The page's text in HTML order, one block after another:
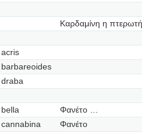
Καρδαμίνη η πτερωτή
acris
barbareoides
draba
bella
Φανέτο …
cannabina
Φανέτο